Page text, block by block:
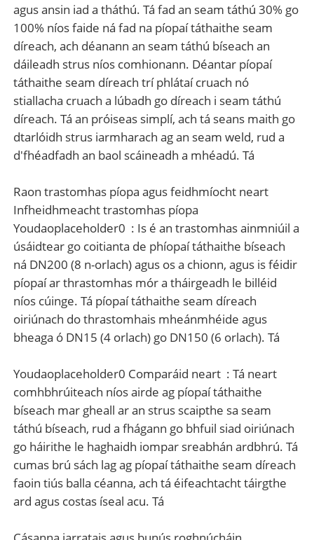
agus ansin iad a tháthú. Tá fad an seam táthú 30% go
100% níos faide ná fad na píopaí táthaithe seam
díreach, ach déanann an seam táthú bíseach an
dáileadh strus níos comhionann. Déantar píopaí
táthaithe seam díreach trí phlátaí cruach nó
stiallacha cruach a lúbadh go díreach i seam táthú
díreach. Tá an próiseas simplí, ach tá seans maith go
dtarlóidh strus iarmharach ag an seam weld, rud a
d'fhéadfadh an baol scáineadh a mhéadú. Tá
Raon trastomhas píopa agus feidhmíocht neart
Infheidhmeacht trastomhas píopa
Youdaoplaceholder0 ‌ : Is é an trastomhas ainmniúil a
úsáidtear go coitianta de phíopaí táthaithe bíseach
ná DN200 (8 n-orlach) agus os a chionn, agus is féidir
píopaí ar thrastomhas mór a tháirgeadh le billéid
níos cúinge. Tá píopaí táthaithe seam díreach
oiriúnach do thrastomhais mheánmhéide agus
bheaga ó DN15 (4 orlach) go DN150 (6 orlach). Tá
Youdaoplaceholder0 Comparáid neart ‌ : Tá neart
comhbhrúiteach níos airde ag píopaí táthaithe
bíseach mar gheall ar an strus scaipthe sa seam
táthú bíseach, rud a fhágann go bhfuil siad oiriúnach
go háirithe le haghaidh iompar sreabhán ardbhrú. Tá
cumas brú sách lag ag píopaí táthaithe seam díreach
faoin tiús balla céanna, ach tá éifeachtacht táirgthe
ard agus costas íseal acu. Tá